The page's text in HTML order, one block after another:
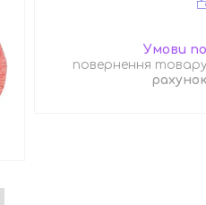
повернення